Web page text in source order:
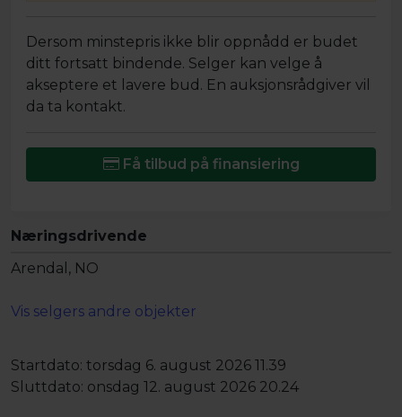
Dersom minstepris ikke blir oppnådd er budet
ditt fortsatt bindende. Selger kan velge å
akseptere et lavere bud. En auksjonsrådgiver vil
da ta kontakt.
Få tilbud på finansiering
Næringsdrivende
Arendal, NO
Vis selgers andre objekter
Startdato: torsdag 6. august 2026 11.39
Sluttdato: onsdag 12. august 2026 20.24